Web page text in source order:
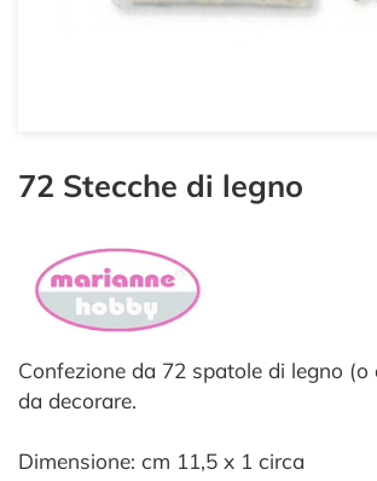
72 Stecche di legno
Confezione da 72 spatole di legno (o
da decorare.
Dimensione: cm 11,5 x 1 circa